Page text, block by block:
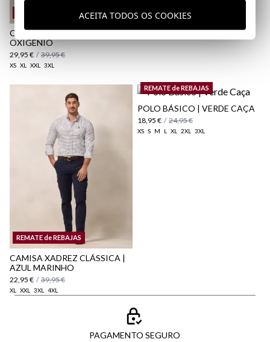
REMATE de REBAJAS
CAMISA GARMENT DYED |
OXIGÊNIO
29,95 € / 39,95 €
XS XL XXL 3XL
REMATE de REBAJAS
CAMISA XADREZ CLÁSSICA |
AZUL MARINHO
22,95 € / 39,95 €
XL XXL 3XL 4XL
REMATE de REBAJAS
POLO BÁSICO | VERDE CAÇA
18,95 € / 24,95 €
XS S M L XL 2XL 3XL
PAGAMENTO SEGURO
ACEITA TODOS OS COOKIES